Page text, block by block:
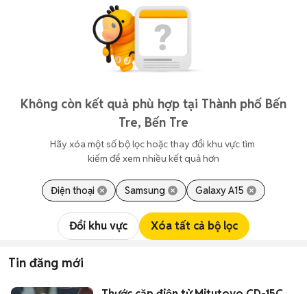
Không còn kết quả phù hợp tại Thành phố Bến
Tre, Bến Tre
Hãy xóa một số bộ lọc hoặc thay đổi khu vực tìm
kiếm để xem nhiều kết quả hơn
Điện thoại Samsung Galaxy A15
Đổi khu vực Xóa tất cả bộ lọc
Tin đăng mới